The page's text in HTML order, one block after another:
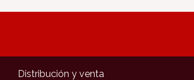
Distribución y venta